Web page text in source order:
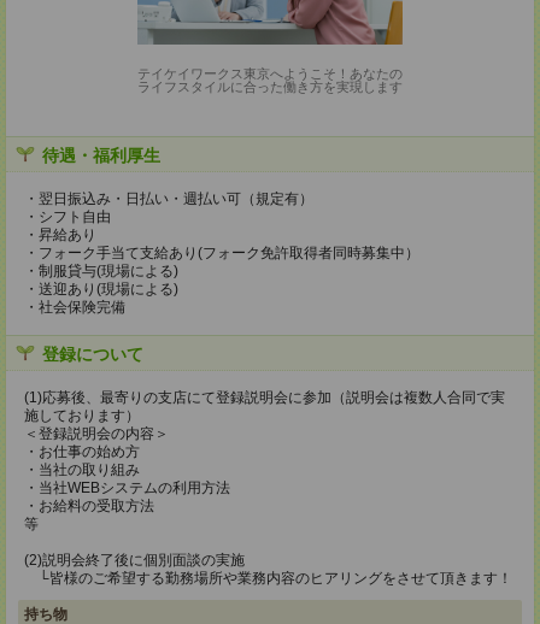
テイケイワークス東京へようこそ！あなたの
ライフスタイルに合った働き方を実現します
待遇・福利厚生
・翌日振込み・日払い・週払い可（規定有）
・シフト自由
・昇給あり
・フォーク手当て支給あり(フォーク免許取得者同時募集中）
・制服貸与(現場による)
・送迎あり(現場による)
・社会保険完備
登録について
(1)応募後、最寄りの支店にて登録説明会に参加（説明会は複数人合同で実
施しております）
＜登録説明会の内容＞
・お仕事の始め方
・当社の取り組み
・当社WEBシステムの利用方法
・お給料の受取方法
等
(2)説明会終了後に個別面談の実施
└皆様のご希望する勤務場所や業務内容のヒアリングをさせて頂きます！
持ち物